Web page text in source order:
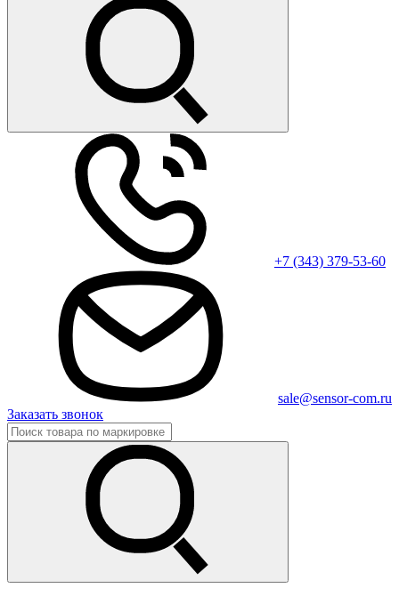
+7 (343) 379-53-60
sale@sensor-com.ru
Заказать звонок